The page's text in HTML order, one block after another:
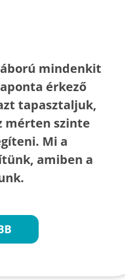
mindenkit
érkező
tapasztaljuk,
mérten szinte
Mi a
amiben a